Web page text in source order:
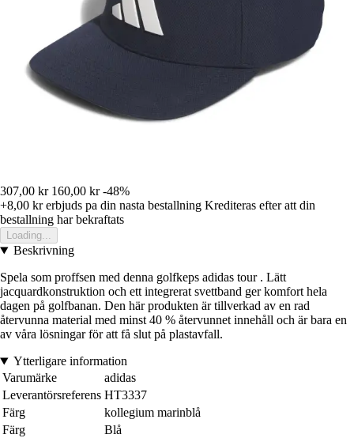
307,00 kr 160,00 kr -48%
+8,00 krerbjuds pa din nasta bestallning Krediteras efter att din
bestallning har bekraftats
Loading...
Beskrivning
Spela som proffsen med denna golfkeps adidas tour . Lätt
jacquardkonstruktion och ett integrerat svettband ger komfort hela
dagen på golfbanan. Den här produkten är tillverkad av en rad
återvunna material med minst 40 % återvunnet innehåll och är bara en
av våra lösningar för att få slut på plastavfall.
Ytterligare information
Varumärke
adidas
Leverantörsreferens HT3337
Färg
kollegium marinblå
Färg
Blå